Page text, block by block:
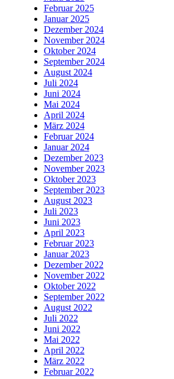
Februar 2025
Januar 2025
Dezember 2024
November 2024
Oktober 2024
September 2024
August 2024
Juli 2024
Juni 2024
Mai 2024
April 2024
März 2024
Februar 2024
Januar 2024
Dezember 2023
November 2023
Oktober 2023
September 2023
August 2023
Juli 2023
Juni 2023
April 2023
Februar 2023
Januar 2023
Dezember 2022
November 2022
Oktober 2022
September 2022
August 2022
Juli 2022
Juni 2022
Mai 2022
April 2022
März 2022
Februar 2022